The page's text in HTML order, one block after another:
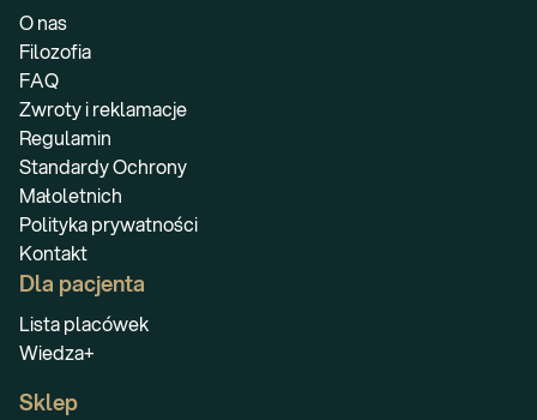
O nas
Filozofia
FAQ
Zwroty i reklamacje
Regulamin
Standardy Ochrony
Małoletnich
Polityka prywatności
Kontakt
Dla pacjenta
Lista placówek
Wiedza+
Sklep